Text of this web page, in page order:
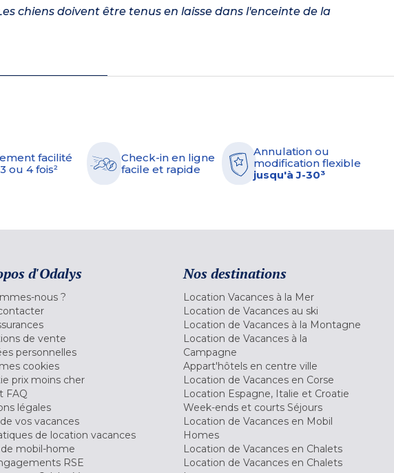
chiens doivent être tenus en laisse dans l'enceinte de la
facilité
ou 4 fois²
Check-in en ligne
facile et rapide
Annulation ou
modification flexible
jusqu'à J-30³
d'Odalys
nous ?
de vente
personnelles
cookies
prix moins cher
FAQ
légales
vos vacances
de location vacances
mobil-home
RSE
Nos destinations
Location Vacances à la Mer
Location de Vacances au ski
Location de Vacances à la Montagne
Location de Vacances à la
Campagne
Appart'hôtels en centre ville
Location de Vacances en Corse
Location Espagne, Italie et Croatie
Week-ends et courts Séjours
Location de Vacances en Mobil
Homes
Location de Vacances en Chalets
Location de Vacances en Chalets